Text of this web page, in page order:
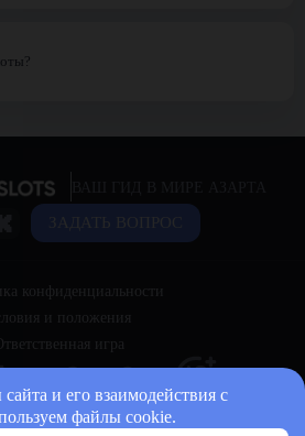
ЗАДАТЬ ВОПРОС
конфиденциальности
и положения
игра
и его взаимодействия с
файлы cookie.